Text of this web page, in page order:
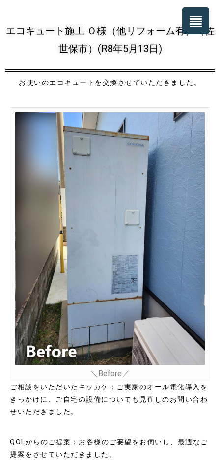
エコキュート施工 Ｏ様（他リフォーム有）（佐
世保市）(R8年5月13日)
お使いのエコキュートを交換させていただきました。
＼Before／
ご相談をいただいたキッカケ：ご実家のオール電化導入を
きっかけに、ご自宅の設備についても見直しのお問い合わ
せいただきました。
QOLからのご提案：お客様のご要望をお伺いし、最適なご
提案をさせていただきました。